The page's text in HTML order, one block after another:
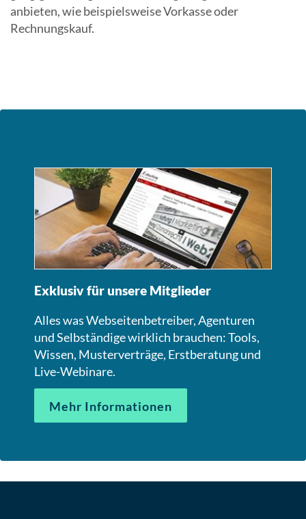
anbieten, wie beispielsweise Vorkasse oder
Rechnungskauf.
Exklusiv für unsere Mitglieder
Alles was Webseitenbetreiber, Agenturen
und Selbständige wirklich brauchen: Tools,
Wissen, Musterverträge, Erstberatung und
Live-Webinare.
Mehr Informationen